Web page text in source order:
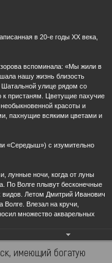
в
Дмитрия
имеющий богатую
в 20-е годы XX века,
вспоминала: «Мы жили в
нашу жизнь близость
улице рядом со
пристаням. Цветущие пахучие
красоты и
пахнущие всякими цветами и
«Середыш») с изумительно
лунные ночи, когда от луны
По Волге плывут бесконечные
Летом Дмитрий Иванович
Влезал на кручи,
множество акварельных